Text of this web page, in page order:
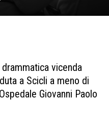
vicenda
a Scicli a meno di
Giovanni Paolo